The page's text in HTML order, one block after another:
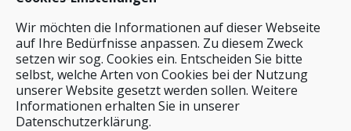
Wir möchten die Informationen auf dieser Webseite
auf Ihre Bedürfnisse anpassen. Zu diesem Zweck
setzen wir sog. Cookies ein. Entscheiden Sie bitte
selbst, welche Arten von Cookies bei der Nutzung
unserer Website gesetzt werden sollen. Weitere
Informationen erhalten Sie in unserer
Datenschutzerklärung.
Stichwortsuche